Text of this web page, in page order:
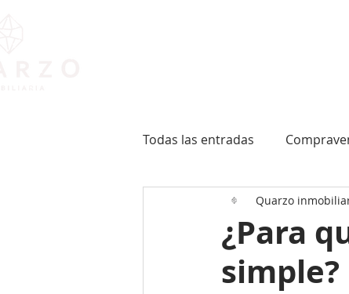
Todas las entradas
¿Para
simple?
Quarzo